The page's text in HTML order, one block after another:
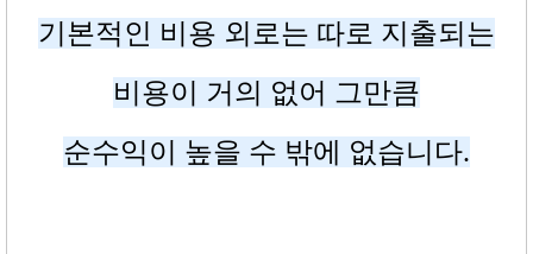
기본적인 비용 외로는 따로 지출되는
비용이 거의 없어 그만큼
순수익이 높을 수 밖에 없습니다.